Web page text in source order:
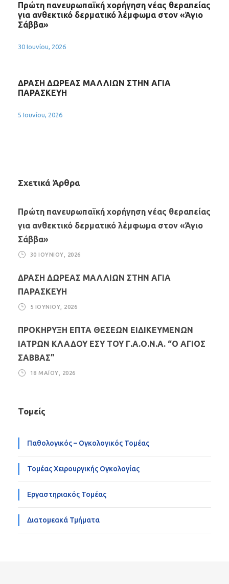
Πρώτη πανευρωπαϊκή χορήγηση νέας θεραπείας
για ανθεκτικό δερματικό λέμφωμα στον «Άγιο
Σάββα»
30 Ιουνίου, 2026
ΔΡΑΣΗ ΔΩΡΕΑΣ ΜΑΛΛΙΩΝ ΣΤΗΝ ΑΓΙΑ
ΠΑΡΑΣΚΕΥΗ
5 Ιουνίου, 2026
Σχετικά Άρθρα
Πρώτη πανευρωπαϊκή χορήγηση νέας θεραπείας
για ανθεκτικό δερματικό λέμφωμα στον «Άγιο
Σάββα»
30 ΙΟΥΝΊΟΥ, 2026
ΔΡΑΣΗ ΔΩΡΕΑΣ ΜΑΛΛΙΩΝ ΣΤΗΝ ΑΓΙΑ
ΠΑΡΑΣΚΕΥΗ
5 ΙΟΥΝΊΟΥ, 2026
ΠΡΟΚΗΡΥΞΗ ΕΠΤΑ ΘΕΣΕΩΝ ΕΙΔΙΚΕΥΜΕΝΩΝ
ΙΑΤΡΩΝ ΚΛΑΔΟΥ ΕΣΥ ΤΟΥ Γ.Α.Ο.Ν.Α. “Ο ΑΓΙΟΣ
ΣΑΒΒΑΣ”
18 ΜΑΪ́ΟΥ, 2026
Τομείς
Παθολογικός – Ογκολογικός Τομέας
Τομέας Χειρουργικής Ογκολογίας
Εργαστηριακός Τομέας
Διατομεακά Τμήματα